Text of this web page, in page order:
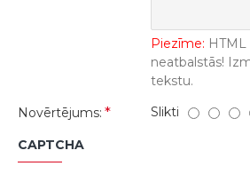
Piezīme:
neatbalstās!
tekstu.
Novērtējums:
Slikti
CAPTCHA